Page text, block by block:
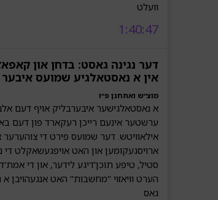
וועלט
1:40:47
דער נגינה גאסט: בדחן און
אין א נאסטאלגיע שמועס
מוצ״ש ואתחנן פ״ו
א נאסטאלגישער איבערבליק אויף דעם
ערשטער אינעם רייכן רעקארד פון דעם
אילאוויטש. דער שמועס פירט די צוהערער
ארויסגעקומען און האט אויפגעשאקלט די
סטיל, טיפע תוכן'דיגע לידער, און די
הערט וויאזוי "מחשבות" האט אנגעהויבן א
גאס